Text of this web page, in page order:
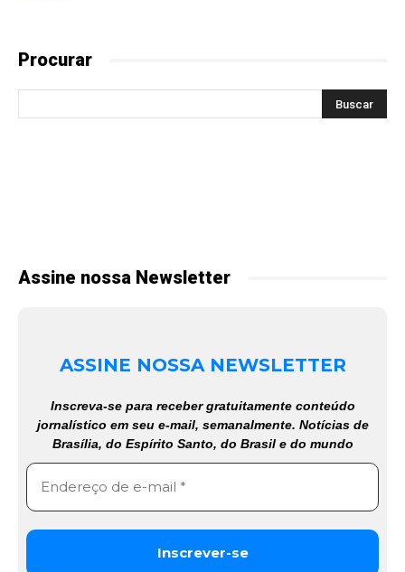
Procurar
Assine nossa Newsletter
ASSINE NOSSA NEWSLETTER
Inscreva-se para receber gratuitamente conteúdo
jornalístico em seu e-mail, semanalmente. Notícias de
Brasília, do Espírito Santo, do Brasil e do mundo